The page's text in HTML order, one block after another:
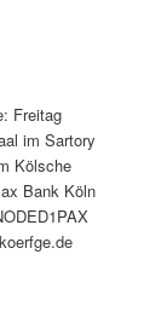
Freitag
im Sartory
Kölsche
Bank Köln